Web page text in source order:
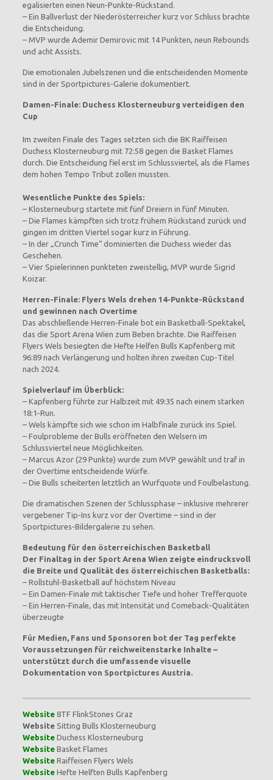
egalisierten einen Neun‑Punkte‑Rückstand.
– Ein Ballverlust der Niederösterreicher kurz vor Schluss brachte
die Entscheidung.
– MVP wurde Ademir Demirovic mit 14 Punkten, neun Rebounds
und acht Assists.
Die emotionalen Jubelszenen und die entscheidenden Momente
sind in der Sportpictures‑Galerie dokumentiert.
Damen‑Finale: Duchess Klosterneuburg verteidigen den
Cup
Im zweiten Finale des Tages setzten sich die BK Raiffeisen
Duchess Klosterneuburg mit 72:58 gegen die Basket Flames
durch. Die Entscheidung fiel erst im Schlussviertel, als die Flames
dem hohen Tempo Tribut zollen mussten.
Wesentliche Punkte des Spiels:
– Klosterneuburg startete mit fünf Dreiern in fünf Minuten.
– Die Flames kämpften sich trotz frühem Rückstand zurück und
gingen im dritten Viertel sogar kurz in Führung.
– In der „Crunch Time“ dominierten die Duchess wieder das
Geschehen.
– Vier Spielerinnen punkteten zweistellig, MVP wurde Sigrid
Koizar.
Herren‑Finale: Flyers Wels drehen 14‑Punkte‑Rückstand
und gewinnen nach Overtime
Das abschließende Herren‑Finale bot ein Basketball‑Spektakel,
das die Sport Arena Wien zum Beben brachte. Die Raiffeisen
Flyers Wels besiegten die Hefte Helfen Bulls Kapfenberg mit
96:89 nach Verlängerung und holten ihren zweiten Cup‑Titel
nach 2024.
Spielverlauf im Überblick:
– Kapfenberg führte zur Halbzeit mit 49:35 nach einem starken
18:1‑Run.
– Wels kämpfte sich wie schon im Halbfinale zurück ins Spiel.
– Foulprobleme der Bulls eröffneten den Welsern im
Schlussviertel neue Möglichkeiten.
– Marcus Azor (29 Punkte) wurde zum MVP gewählt und traf in
der Overtime entscheidende Würfe.
– Die Bulls scheiterten letztlich an Wurfquote und Foulbelastung.
Die dramatischen Szenen der Schlussphase – inklusive mehrerer
vergebener Tip‑Ins kurz vor der Overtime – sind in der
Sportpictures‑Bildergalerie zu sehen.
Bedeutung für den österreichischen Basketball
Der Finaltag in der Sport Arena Wien zeigte eindrucksvoll
die Breite und Qualität des österreichischen Basketballs:
– Rollstuhl‑Basketball auf höchstem Niveau
– Ein Damen‑Finale mit taktischer Tiefe und hoher Trefferquote
– Ein Herren‑Finale, das mit Intensität und Comeback‑Qualitäten
überzeugte
Für Medien, Fans und Sponsoren bot der Tag perfekte
Voraussetzungen für reichweitenstarke Inhalte –
unterstützt durch die umfassende visuelle
Dokumentation von Sportpictures Austria.
Website8TF FlinkStones Graz
WebsiteSitting Bulls Klosterneuburg
WebsiteDuchess Klosterneuburg
WebsiteBasket Flames
WebsiteRaiffeisen Flyers Wels
WebsiteHefte Helften Bulls Kapfenberg